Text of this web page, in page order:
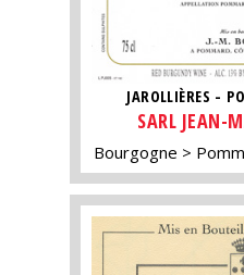
JAROLLIÈRES -
SARL JEAN-
Bourgogne